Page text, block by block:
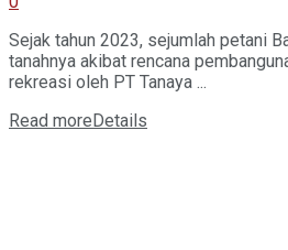
Sejak tahun 2023, sejumlah petani
tanahnya akibat rencana
rekreasi oleh PT Tanaya ...
Read more Details